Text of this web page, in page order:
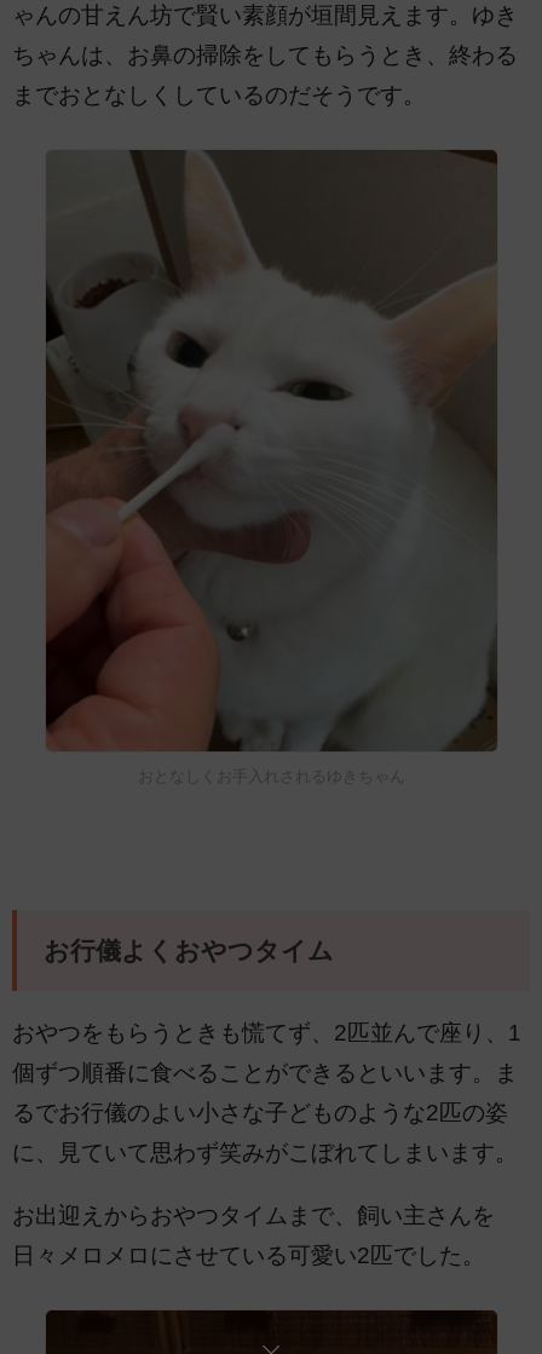
ゃんの甘えん坊で賢い素顔が垣間見えます。ゆき
ちゃんは、お鼻の掃除をしてもらうとき、終わる
までおとなしくしているのだそうです。
おとなしくお手入れされるゆきちゃん
お行儀よくおやつタイム
おやつをもらうときも慌てず、2匹並んで座り、1
個ずつ順番に食べることができるといいます。ま
るでお行儀のよい小さな子どものような2匹の姿
に、見ていて思わず笑みがこぼれてしまいます。
お出迎えからおやつタイムまで、飼い主さんを
日々メロメロにさせている可愛い2匹でした。